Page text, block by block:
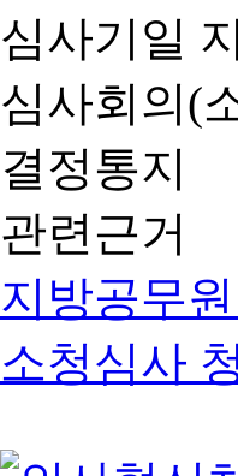
심사기일
심사회의(
결정통지
관련근거
지방공무
소청심사